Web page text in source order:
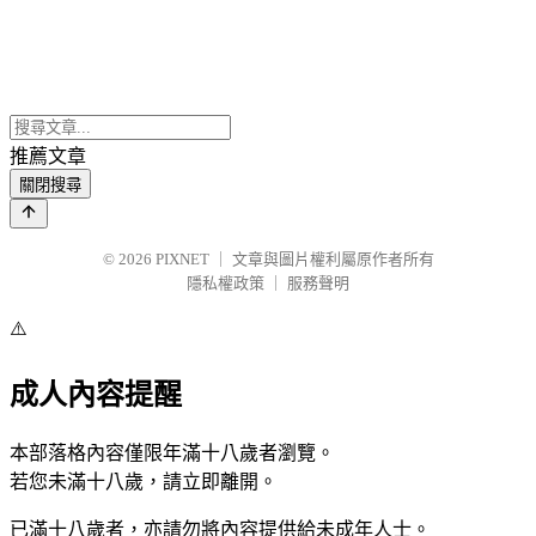
推薦文章
關閉搜尋
© 2026 PIXNET
文章與圖片權利屬原作者所有
隱私權政策
服務聲明
⚠️
成人內容提醒
本部落格內容僅限年滿十八歲者瀏覽。
若您未滿十八歲，請立即離開。
已滿十八歲者，亦請勿將內容提供給未成年人士。